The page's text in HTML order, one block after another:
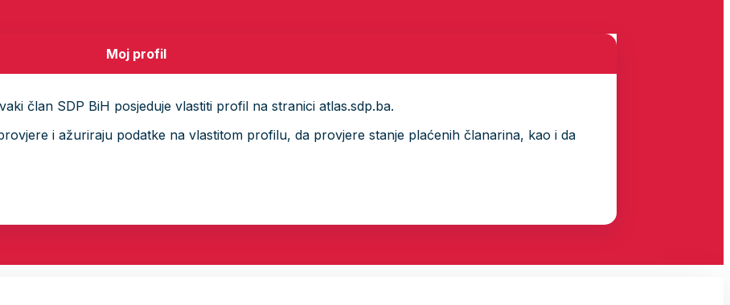
Moj profil
član SDP BiH posjeduje vlastiti profil na stranici atlas.sdp.ba.
i ažuriraju podatke na vlastitom profilu, da provjere stanje plaćenih članarina, kao i da